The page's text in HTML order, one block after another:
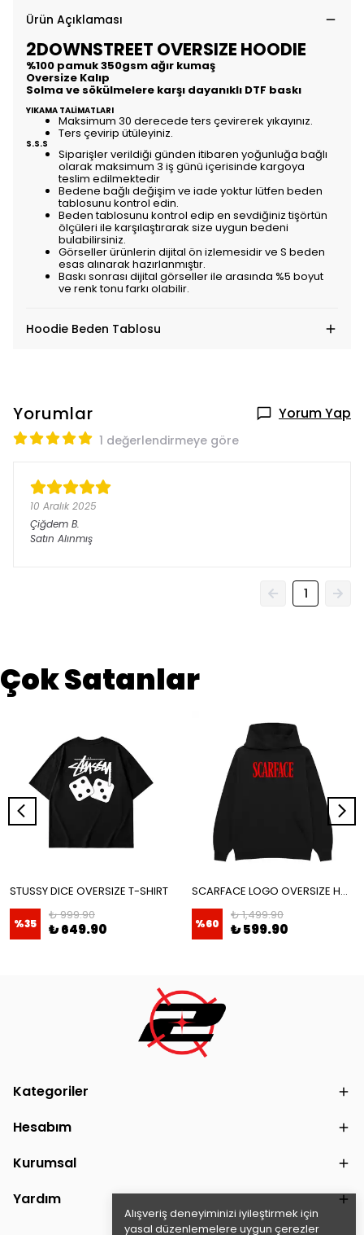
Alışveriş deneyiminizi iyileştirmek için
yasal düzenlemelere uygun çerezler
Ürün Açıklaması
2DOWNSTREET OVERSIZE HOODIE
%100 pamuk 350gsm ağır kumaş
Oversize Kalıp
Solma ve sökülmelere karşı dayanıklı DTF baskı
YIKAMA TALİMATLARI
Maksimum 30 derecede ters çevirerek yıkayınız.
Ters çevirip ütüleyiniz.
S.S.S
Siparişler verildiği günden itibaren yoğunluğa bağlı
olarak maksimum 3 iş günü içerisinde kargoya
teslim edilmektedir
Bedene bağlı değişim ve iade yoktur lütfen beden
tablosunu kontrol edin.
Beden tablosunu kontrol edip en sevdiğiniz tişörtün
ölçüleri ile karşılaştırarak size uygun bedeni
bulabilirsiniz.
Görseller ürünlerin dijital ön izlemesidir ve S beden
esas alınarak hazırlanmıştır.
Baskı sonrası dijital görseller ile arasında %5 boyut
ve renk tonu farkı olabilir.
Hoodie Beden Tablosu
Yorumlar Yorum Yap
1 değerlendirmeye göre
10 Aralık 2025
Çiğdem B.
Satın Alınmış
1
Çok Satanlar
STUSSY DICE OVERSIZE T-SHIRT
%35
₺ 999.90
₺ 649.90
SCARFACE LOGO OVERSIZE HOODIE
%60
₺ 1,499.90
₺ 599.90
Kategoriler
Hesabım
Kurumsal
Yardım